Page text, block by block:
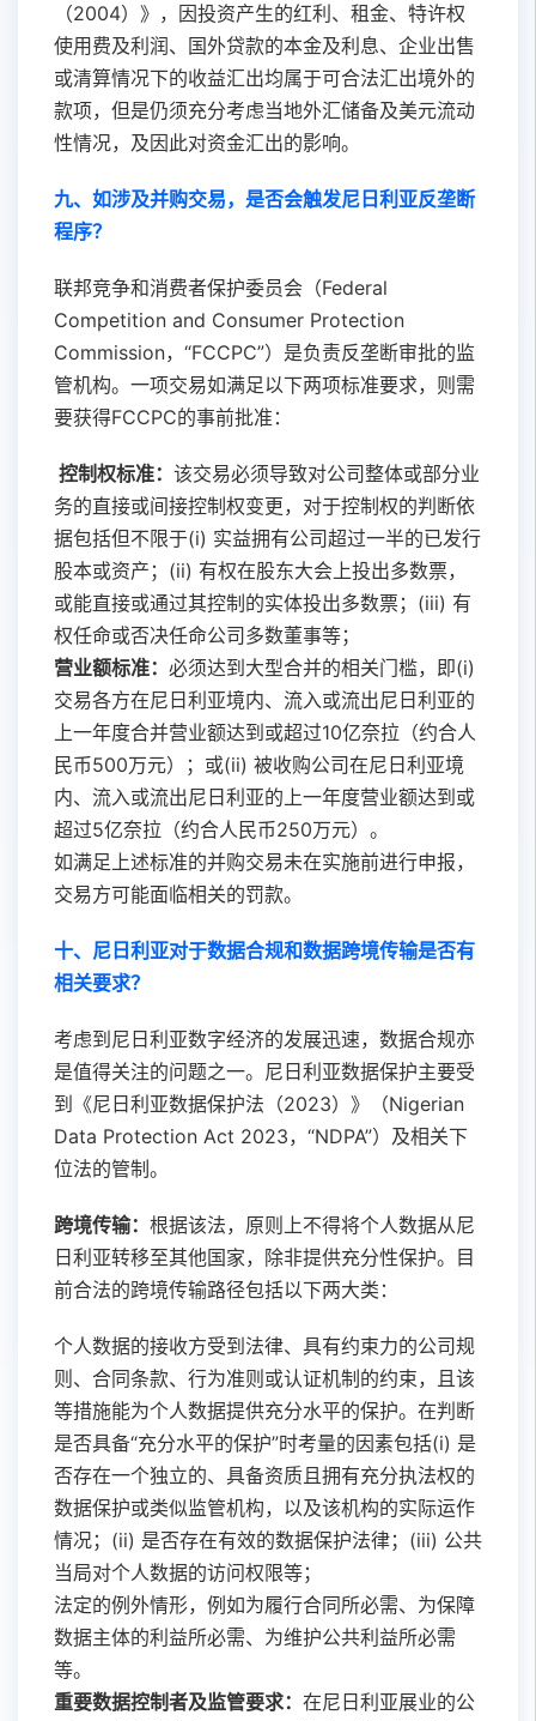
（2004）》，因投资产生的红利、租金、特许权
使用费及利润、国外贷款的本金及利息、企业出售
或清算情况下的收益汇出均属于可合法汇出境外的
款项，但是仍须充分考虑当地外汇储备及美元流动
性情况，及因此对资金汇出的影响。
九、如涉及并购交易，是否会触发尼日利亚反垄断
程序？
联邦竞争和消费者保护委员会（Federal
Competition and Consumer Protection
Commission，“FCCPC”）是负责反垄断审批的监
管机构。一项交易如满足以下两项标准要求，则需
要获得FCCPC的事前批准：
控制权标准： 该交易必须导致对公司整体或部分业
务的直接或间接控制权变更，对于控制权的判断依
据包括但不限于(i) 实益拥有公司超过一半的已发行
股本或资产；(ii) 有权在股东大会上投出多数票，
或能直接或通过其控制的实体投出多数票；(iii) 有
权任命或否决任命公司多数董事等；
营业额标准： 必须达到大型合并的相关门槛，即(i)
交易各方在尼日利亚境内、流入或流出尼日利亚的
上一年度合并营业额达到或超过10亿奈拉（约合人
民币500万元）；或(ii) 被收购公司在尼日利亚境
内、流入或流出尼日利亚的上一年度营业额达到或
超过5亿奈拉（约合人民币250万元）。
如满足上述标准的并购交易未在实施前进行申报，
交易方可能面临相关的罚款。
十、尼日利亚对于数据合规和数据跨境传输是否有
相关要求？
考虑到尼日利亚数字经济的发展迅速，数据合规亦
是值得关注的问题之一。尼日利亚数据保护主要受
到《尼日利亚数据保护法（2023）》（Nigerian
Data Protection Act 2023，“NDPA”）及相关下
位法的管制。
跨境传输： 根据该法，原则上不得将个人数据从尼
日利亚转移至其他国家，除非提供充分性保护。目
前合法的跨境传输路径包括以下两大类：
个人数据的接收方受到法律、具有约束力的公司规
则、合同条款、行为准则或认证机制的约束，且该
等措施能为个人数据提供充分水平的保护。在判断
是否具备“充分水平的保护”时考量的因素包括(i) 是
否存在一个独立的、具备资质且拥有充分执法权的
数据保护或类似监管机构，以及该机构的实际运作
情况；(ii) 是否存在有效的数据保护法律；(iii) 公共
当局对个人数据的访问权限等；
法定的例外情形，例如为履行合同所必需、为保障
数据主体的利益所必需、为维护公共利益所必需
等。
重要数据控制者及监管要求： 在尼日利亚展业的公